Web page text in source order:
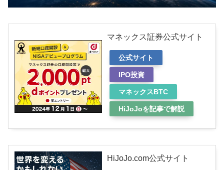
マネックス証券公式サイト
公式サイト
IPO投資
マネックスBTC
HiJoJoを記事で解説
HiJoJo.com公式サイト